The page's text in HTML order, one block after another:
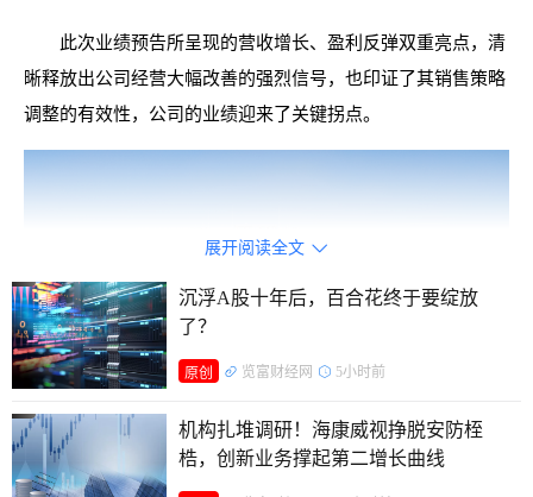
此次业绩预告所呈现的营收增长、盈利反弹双重亮点，清
晰释放出公司经营大幅改善的强烈信号，也印证了其销售策略
调整的有效性，公司的业绩迎来了关键拐点。
展开阅读全文 
沉浮A股十年后，百合花终于要绽放
了？
原创 览富财经网 5小时前
机构扎堆调研！海康威视挣脱安防桎
梏，创新业务撑起第二增长曲线